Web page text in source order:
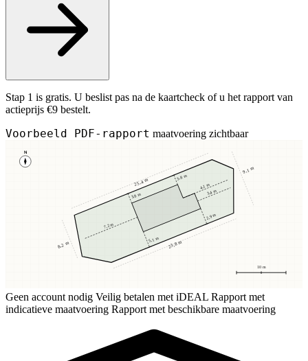
Stap 1 is gratis. U beslist pas na de kaartcheck of u het rapport van
actieprijs €9 bestelt.
Voorbeeld PDF-rapport maatvoering zichtbaar
N
10 m
3,8 m
3,8 m
5,1 m
2,9 m
7,2 m
3,4 m
4,1 m
25,4 m
23,8 m
8,2 m
9,1 m
Geen account nodig Veilig betalen met iDEAL Rapport met
indicatieve maatvoering Rapport met beschikbare maatvoering